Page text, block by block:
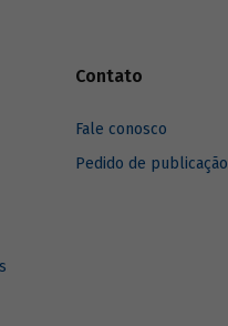
Contato
Fale conosco
Pedido de publicação